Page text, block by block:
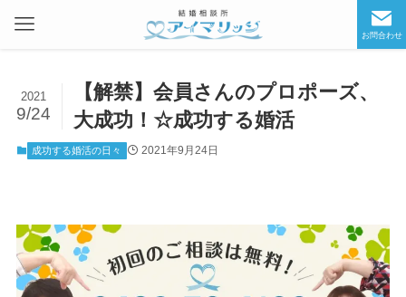
お問合わせ
【解禁】会員さんのプロポーズ、
大成功！☆成功する婚活
2021
9/24
成功する婚活の日々 2021年9月24日